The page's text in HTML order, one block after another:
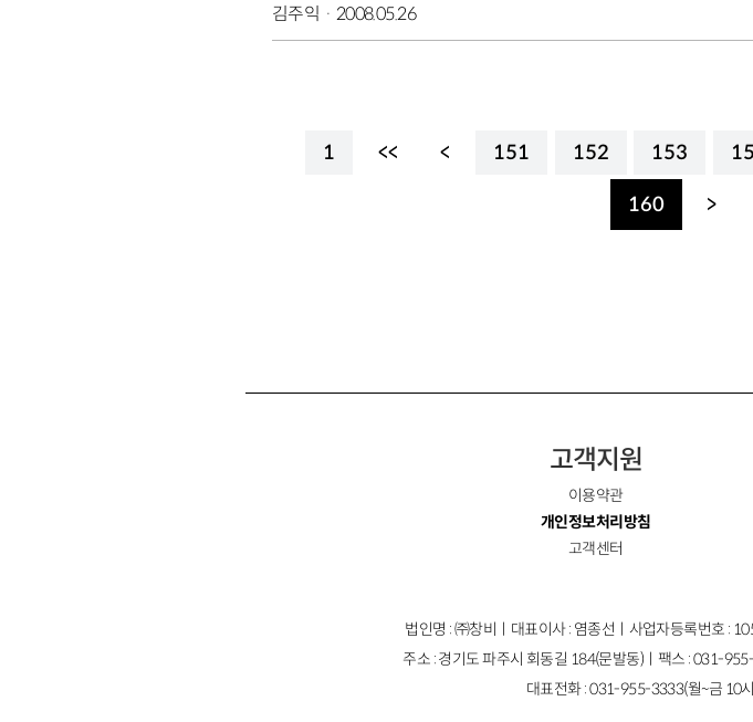
김주익 2008.05.26
1 << < 151 152 153
160 >
고객지원
이용약관
개인정보처리방침
고객센터
법인명 : ㈜창비ㅣ대표이사 : 염종선ㅣ사업자등록번호 :
주소 : 경기도 파주시 회동길 184(문발동)ㅣ팩스 : 031-
대표전화 : 031-955-3333(월~금 10